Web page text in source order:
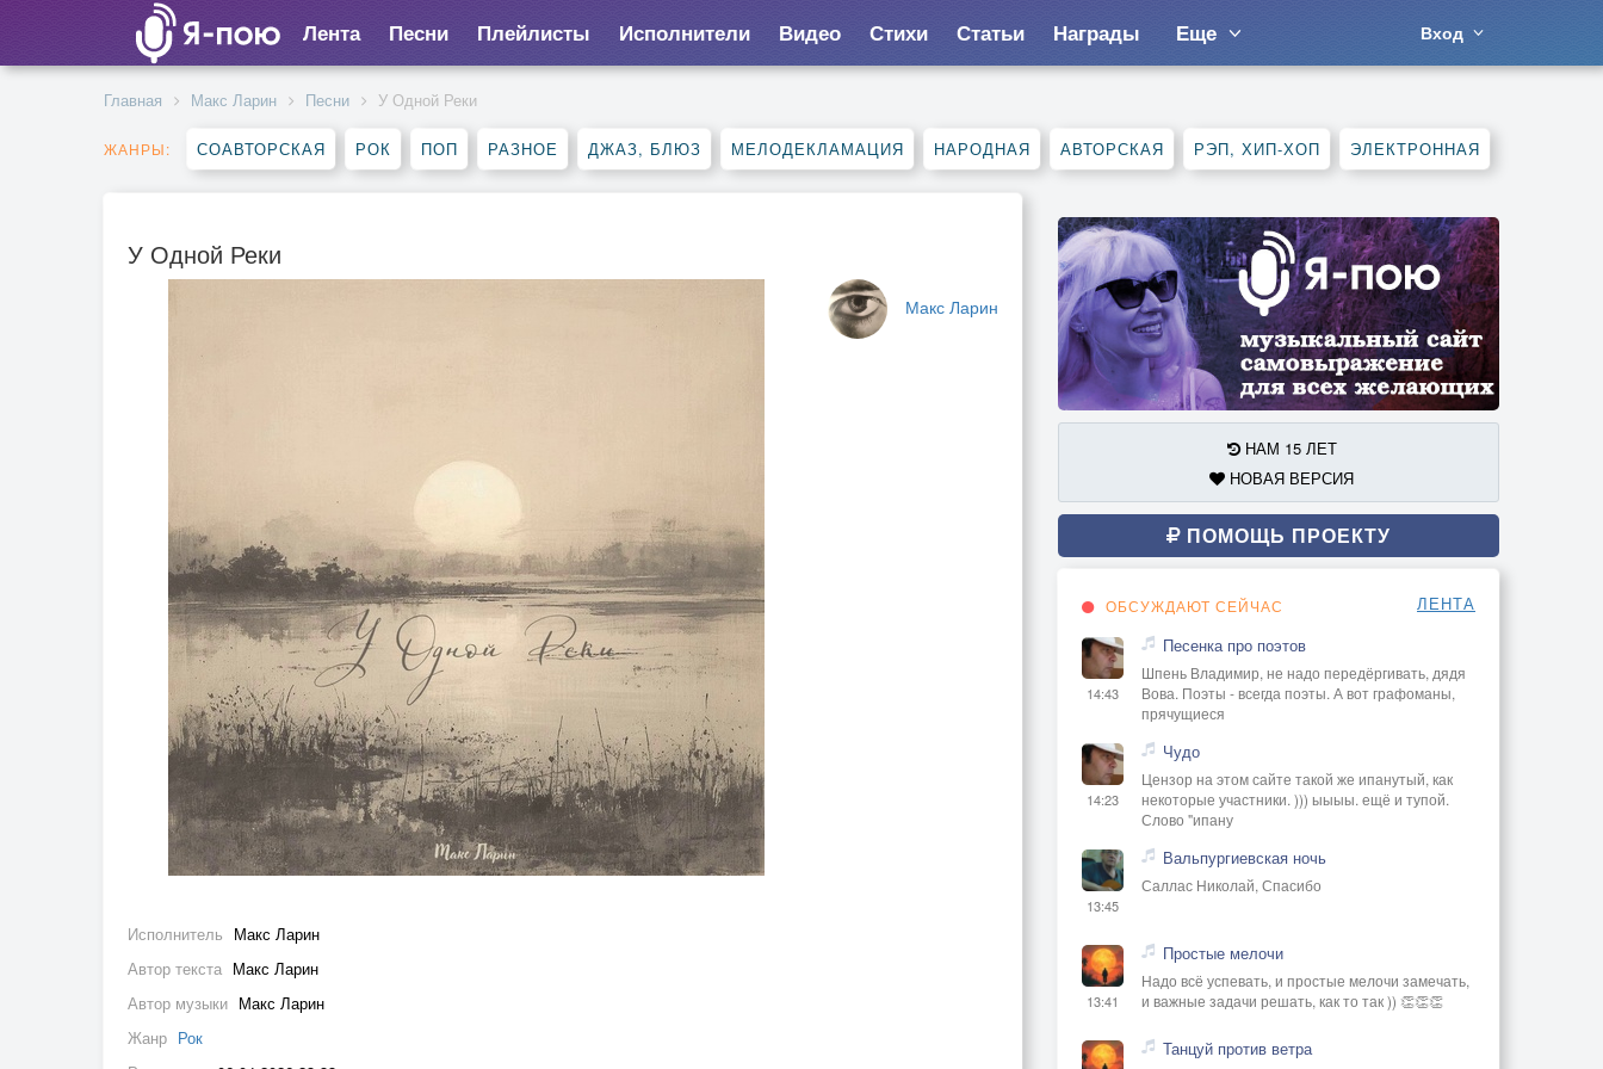
Лента Песни Плейлисты Исполнители Видео Стихи Статьи Награды Еще Вход
Главная Макс Ларин Песни У Одной Реки
ЖАНРЫ: СОАВТОРСКАЯ РОК ПОП РАЗНОЕ ДЖАЗ, БЛЮЗ МЕЛОДЕКЛАМАЦИЯ НАРОДНАЯ АВТОРСКАЯ РЭП, ХИП-ХОП ЭЛЕКТРОННАЯ
У Одной Реки
Макс Ларин
Исполнитель Макс Ларин
Автор текста Макс Ларин
Автор музыки Макс Ларин
Жанр Рок
НАМ 15 ЛЕТ
НОВАЯ ВЕРСИЯ
ПОМОЩЬ ПРОЕКТУ
ОБСУЖДАЮТ СЕЙЧАС ЛЕНТА
14:43
Песенка про поэтов
Шпень Владимир, не надо передёргивать, дядя
Вова. Поэты - всегда поэты. А вот графоманы,
прячущиеся
14:23
Чудо
Цензор на этом сайте такой же ипанутый, как
некоторые участники. ))) ыыыы. ещё и тупой.
Слово "ипану
13:45
Вальпургиевская ночь
Саллас Николай, Спасибо
13:41
Простые мелочи
Надо всё успевать, и простые мелочи замечать,
и важные задачи решать, как то так )) 👏👏👏
Танцуй против ветра